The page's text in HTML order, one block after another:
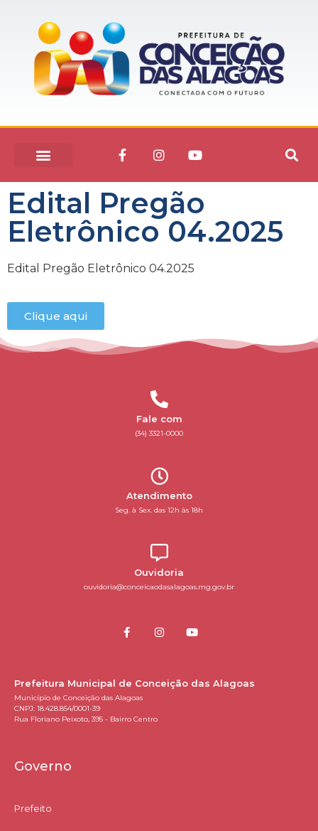
Edital Pregão
Eletrônico 04.2025
Edital Pregão Eletrônico 04.2025
Clique aqui
Fale com
(34) 3321-0000
Atendimento
Seg. à Sex. das 12h às 18h
Ouvidoria
ouvidoria@conceicaodasalagoas.mg.gov.br
Prefeitura Municipal de Conceição das Alagoas
Município de Conceição das Alagoas
CNPJ: 18.428.854/0001-39
Rua Floriano Peixoto, 395 - Bairro Centro
Governo
Prefeito